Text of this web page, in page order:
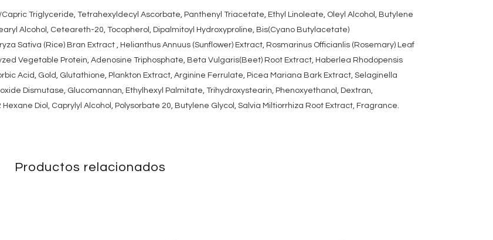
Triglyceride, Tetrahexyldecyl Ascorbate, Panthenyl Triacetate, Ethyl Linoleate, Oleyl Alcohol, Butylene
Alcohol, Ceteareth-20, Tocopherol, Dipalmitoyl Hydroxyproline, Bis(Cyano Butylacetate)
Sativa (Rice) Bran Extract , Helianthus Annuus (Sunflower) Extract, Rosmarinus Officianlis (Rosemary) Leaf
Vegetable Protein, Adenosine Triphosphate, Beta Vulgaris(Beet) Root Extract, Haberlea Rhodopensis
Acid, Gold, Glutathione, Plankton Extract, Arginine Ferrulate, Picea Mariana Bark Extract, Selaginella
Dismutase, Glucomannan, Ethylhexyl Palmitate, Trihydroxystearin, Phenoxyethanol, Dextran,
Diol, Caprylyl Alcohol, Polysorbate 20, Butylene Glycol, Salvia Miltiorrhiza Root Extract, Fragrance.
Productos relacionados